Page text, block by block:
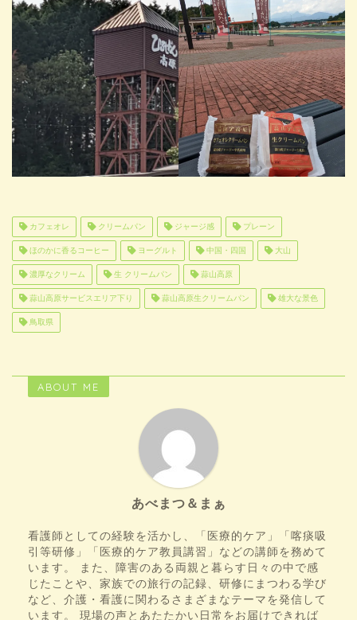
カフェオレ クリームパン ジャージ感 プレーン
ほのかに香るコーヒー ヨーグルト 中国・四国 大山
濃厚なクリーム 生 クリームパン 蒜山高原
蒜山高原サービスエリア下り 蒜山高原生クリームパン 雄大な景色
鳥取県
ABOUT ME
あべまつ＆まぁ
看護師としての経験を活かし、「医療的ケア」「喀痰吸
引等研修」「医療的ケア教員講習」などの講師を務めて
います。 また、障害のある両親と暮らす日々の中で感
じたことや、家族での旅行の記録、研修にまつわる学び
など、介護・看護に関わるさまざまなテーマを発信して
います。 現場の声とあたたかい日常をお届けできれば